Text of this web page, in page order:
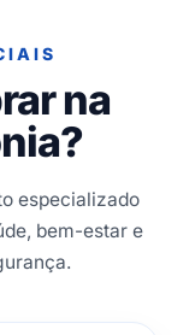
na
especializado
bem-estar e